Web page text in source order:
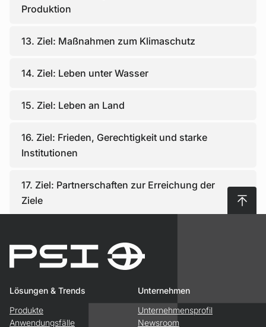
Produktion
13. Ziel: Maßnahmen zum Klimaschutz
14. Ziel: Leben unter Wasser
15. Ziel: Leben an Land
16. Ziel: Frieden, Gerechtigkeit und starke
Institutionen
17. Ziel: Partnerschaften zur Erreichung der
Ziele
Lösungen & Trends
Produkte
Anwendungsfälle
Unternehmen
Unternehmensprofil
Newsroom
Nach